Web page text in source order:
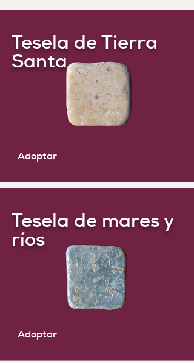
Tesela de Tierra
Santa
Adoptar
Tesela de mares y
ríos
Adoptar